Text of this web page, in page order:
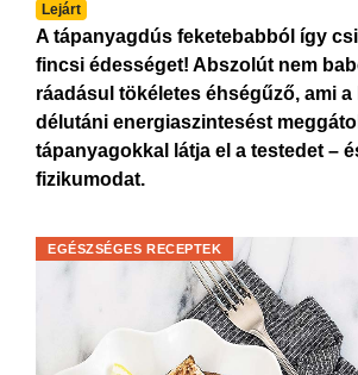
Lejárt
A tápanyagdús feketebabból így
fincsi édességet! Abszolút nem
ráadásul tökéletes éhségűző, ami a
délutáni energiaszintesést
tápanyagokkal látja el a testedet –
fizikumodat.
EGÉSZSÉGES RECEPTEK